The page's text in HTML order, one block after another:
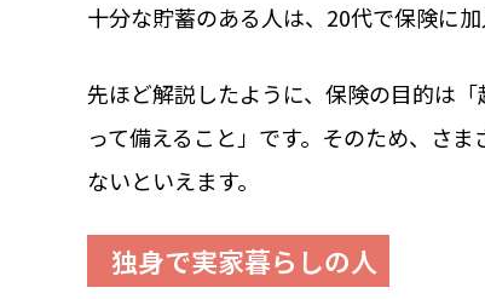
十分な貯蓄のある人は、20代で保険に
先ほど解説したように、保険の目的は
って備えること」です。そのため、さ
ないといえます。
独身で実家暮らしの人